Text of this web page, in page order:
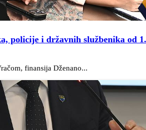
policije i državnih službenika od
finansija Dženano...